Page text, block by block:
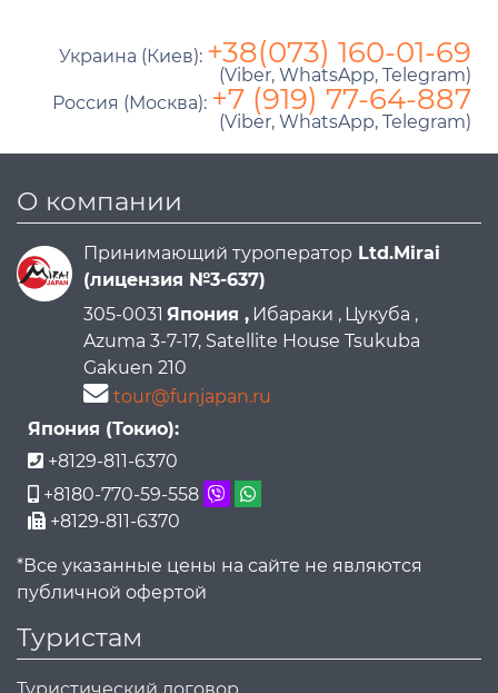
Украина (Киев): +38(073) 160-01-69
(Viber, WhatsApp, Telegram)
Россия (Москва): +7 (919) 77-64-887
(Viber, WhatsApp, Telegram)
О компании
Принимающий туроператор Ltd.Mirai
(лицензия №3-637)
305-0031 Япония , Ибараки , Цукуба ,
Azuma 3-7-17, Satellite House Tsukuba
Gakuen 210
tour@funjapan.ru
Япония (Токио):
+8129-811-6370
+8180-770-59-558
+8129-811-6370
*Все указанные цены на сайте не являются
публичной офертой
Туристам